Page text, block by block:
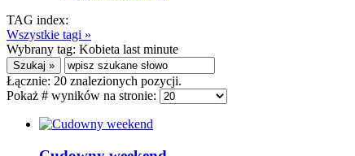
TAG index:
Wszystkie tagi »
Wybrany tag: Kobieta last minute
Łącznie: 20 znalezionych pozycji.
Pokaż # wyników na stronie: